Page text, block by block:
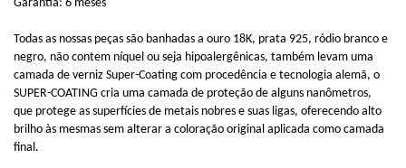
Garantia: 6 meses
Todas as nossas peças são banhadas a ouro 18K, prata 925, ródio branco e
negro, não contem níquel ou seja hipoalergênicas, também levam uma
camada de verniz Super-Coating com procedência e tecnologia alemã, o
SUPER-COATING cria uma camada de proteção de alguns nanômetros,
que protege as superfícies de metais nobres e suas ligas, oferecendo alto
brilho às mesmas sem alterar a coloração original aplicada como camada
final.